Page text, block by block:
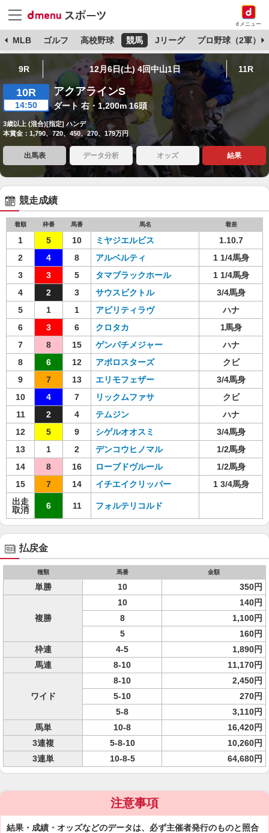
dメニュー
MLB ゴルフ 高校野球 競馬 Jリーグ プロ野球（2軍）
9R 12月6日(土) 4回中山1日 11R
10R
14:50
アクアラインS
ダート 右・1,200m 16頭
3歳以上 (混合)[指定] ハンデ
本賞金：1,790、720、450、270、179万円
出馬表 データ分析 オッズ 結果
競走成績
着順 枠番 馬番 馬名 着差
1 5 10 ミヤジエルビス
1.10.7
2
4 8 アルベルティ
1 1/4馬身
3
3 5 タマブラックホール
1 1/4馬身
4
2 3 サウスビクトル
3/4馬身
5
1 1 アビリティラヴ
ハナ
6
3 6 クロタカ
1馬身
7
8 15 ゲンパチメジャー
ハナ
8
6 12 アポロスターズ
クビ
9
7 13 エリモフェザー
3/4馬身
10
4 7 リックムファサ
クビ
11
2 4 テムジン
ハナ
12
5 9 シゲルオオスミ
3/4馬身
13
1 2 デンコウヒノマル
1/2馬身
14
8 16 ローブドヴルール
1/2馬身
15
7 14 イチエイクリッパー
1 3/4馬身
出走
取消
6 11 フォルテリコルド
払戻金
種類 馬番 金額
単勝 10 350円
複勝
10
140円
8
1,100円
5
160円
枠連
4-5
1,890円
馬連
8-10 11,170円
ワイド
8-10
2,450円
5-10
270円
5-8
3,110円
馬単
10-8
16,420円
3連複
5-8-10
10,260円
3連単
10-8-5 64,680円
注意事項
結果・成績・オッズなどのデータは、必ず主催者発行のものと照合